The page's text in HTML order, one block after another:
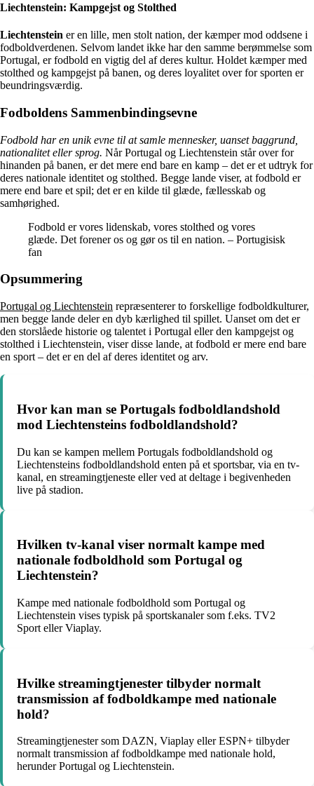
Liechtenstein: Kampgejst og Stolthed
Liechtenstein er en lille, men stolt nation, der kæmper mod oddsene i
fodboldverdenen. Selvom landet ikke har den samme berømmelse som
Portugal, er fodbold en vigtig del af deres kultur. Holdet kæmper med
stolthed og kampgejst på banen, og deres loyalitet over for sporten er
beundringsværdig.
Fodboldens Sammenbindingsevne
Fodbold har en unik evne til at samle mennesker, uanset baggrund,
nationalitet eller sprog. Når Portugal og Liechtenstein står over for
hinanden på banen, er det mere end bare en kamp – det er et udtryk for
deres nationale identitet og stolthed. Begge lande viser, at fodbold er
mere end bare et spil; det er en kilde til glæde, fællesskab og
samhørighed.
Fodbold er vores lidenskab, vores stolthed og vores
glæde. Det forener os og gør os til en nation. – Portugisisk
fan
Opsummering
Portugal og Liechtenstein repræsenterer to forskellige fodboldkulturer,
men begge lande deler en dyb kærlighed til spillet. Uanset om det er
den storslåede historie og talentet i Portugal eller den kampgejst og
stolthed i Liechtenstein, viser disse lande, at fodbold er mere end bare
en sport – det er en del af deres identitet og arv.
Hvor kan man se Portugals fodboldlandshold
mod Liechtensteins fodboldlandshold?
Du kan se kampen mellem Portugals fodboldlandshold og
Liechtensteins fodboldlandshold enten på et sportsbar, via en tv-
kanal, en streamingtjeneste eller ved at deltage i begivenheden
live på stadion.
Hvilken tv-kanal viser normalt kampe med
nationale fodboldhold som Portugal og
Liechtenstein?
Kampe med nationale fodboldhold som Portugal og
Liechtenstein vises typisk på sportskanaler som f.eks. TV2
Sport eller Viaplay.
Hvilke streamingtjenester tilbyder normalt
transmission af fodboldkampe med nationale
hold?
Streamingtjenester som DAZN, Viaplay eller ESPN+ tilbyder
normalt transmission af fodboldkampe med nationale hold,
herunder Portugal og Liechtenstein.